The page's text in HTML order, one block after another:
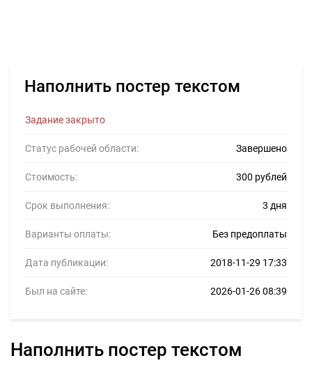
Наполнить постер текстом
Задание закрыто
Статус рабочей области: Завершено
Стоимость: 300 рублей
Срок выполнения: 3 дня
Варианты оплаты: Без предоплаты
Дата публикации: 2018-11-29 17:33
Был на сайте: 2026-01-26 08:39
Наполнить постер текстом